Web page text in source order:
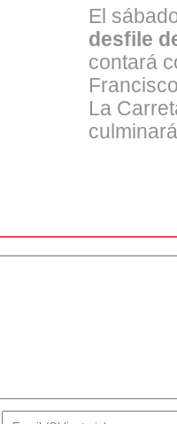
El
desfile
contará
La